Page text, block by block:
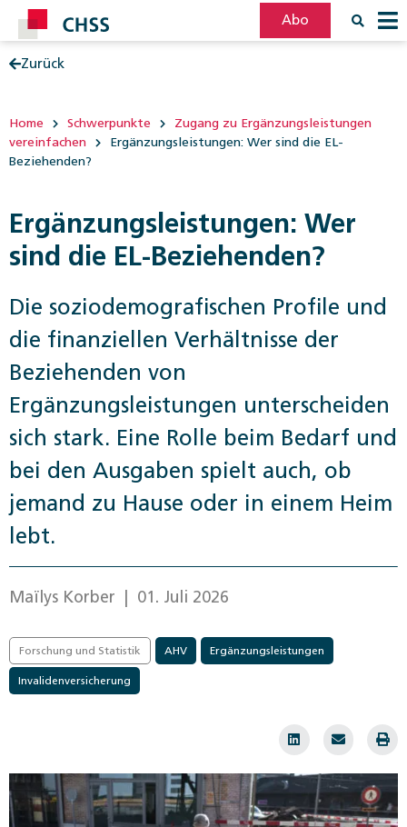
Abo
Zurück
Home Schwerpunkte
Zugang zu Ergänzungsleistungen
vereinfachen
Ergänzungsleistungen: Wer sind die EL-
Beziehenden?
Ergänzungsleistungen: Wer
sind die EL-Beziehenden?
Die soziodemografischen Profile und
die finanziellen Verhältnisse der
Beziehenden von
Ergänzungsleistungen unterscheiden
sich stark. Eine Rolle beim Bedarf und
bei den Ausgaben spielt auch, ob
jemand zu Hause oder in einem Heim
lebt.
Maïlys Korber | 01. Juli 2026
Forschung und Statistik AHV Ergänzungsleistungen
Invalidenversicherung